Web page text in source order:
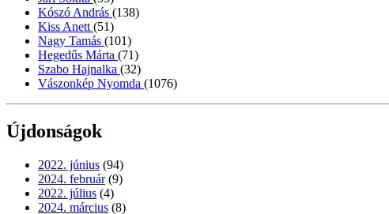
Kószó András (138)
Kiss Anett (51)
Nagy Tamás (101)
Hegedűs Márta (71)
Szabo Hajnalka (32)
Vászonkép Nyomda (1076)
Újdonságok
2022. június (94)
2024. február (9)
2022. július (4)
2024. március (8)